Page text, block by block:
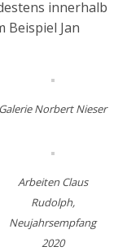
innerhalb
Beispiel Jan
Galerie Norbert Nieser
Arbeiten Claus
Rudolph,
Neujahrsempfang
2020